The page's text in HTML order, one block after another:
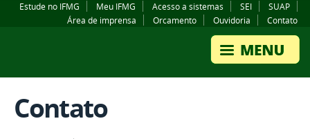
Estude no IFMG Meu IFMG Acesso a sistemas SEI
SUAP
Área de imprensa
Orcamento Ouvidoria Contato
Contato